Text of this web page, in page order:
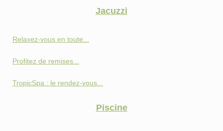
Jacuzzi
Relaxez-vous en toute...
Profitez de remises...
TropicSpa : le rendez-vous...
Piscine